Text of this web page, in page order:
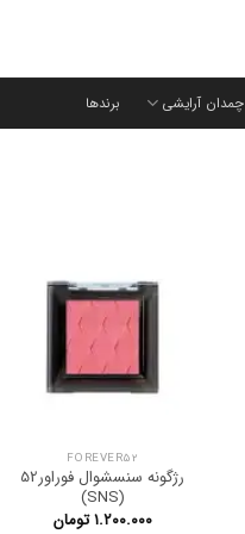
چمدان آرایشی برندها
FOREVER52
رژگونه سنسشوال فوراور52
(SNS)
۱.۲۰۰.۰۰۰ تومان